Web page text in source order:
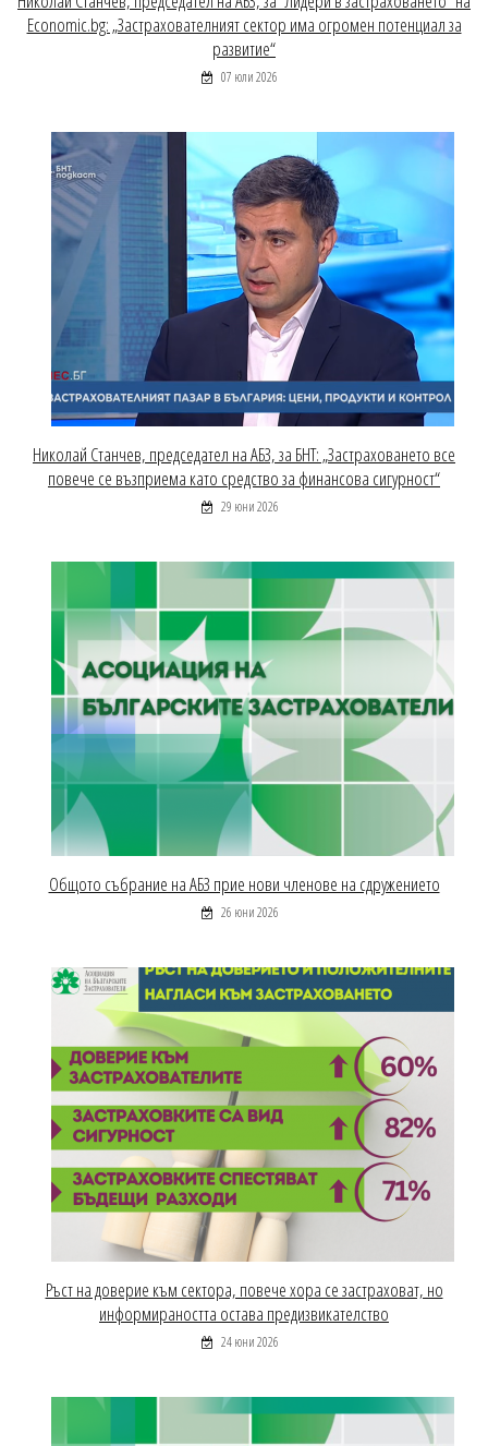
Economic.bg: „Застрахователният сектор има огромен потенциал за
развитие“
07 юли 2026
Николай Станчев, председател на АБЗ, за БНТ: „Застраховането все
повече се възприема като средство за финансова сигурност“
29 юни 2026
Общото събрание на АБЗ прие нови членове на сдружението
26 юни 2026
Ръст на доверие към сектора, повече хора се застраховат, но
информираността остава предизвикателство
24 юни 2026